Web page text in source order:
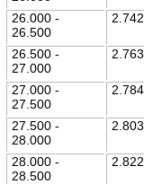
26.000 -
26.500
2.742
26.500 -
27.000
2.763
27.000 -
27.500
2.784
27.500 -
28.000
2.803
28.000 -
28.500
2.822